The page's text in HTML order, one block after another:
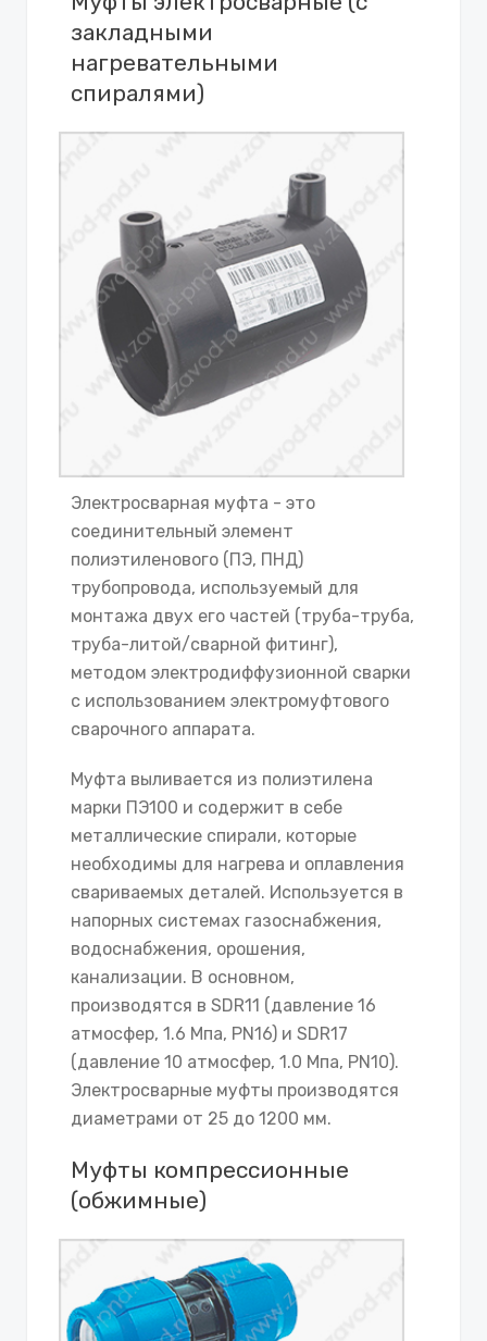
закладными
нагревательными
спиралями)
Электросварная муфта - это
соединительный элемент
полиэтиленового (ПЭ, ПНД)
трубопровода, используемый для
монтажа двух его частей (труба-труба,
труба-литой/сварной фитинг),
методом электродиффузионной сварки
с использованием электромуфтового
сварочного аппарата.
Муфта выливается из полиэтилена
марки ПЭ100 и содержит в себе
металлические спирали, которые
необходимы для нагрева и оплавления
свариваемых деталей. Используется в
напорных системах газоснабжения,
водоснабжения, орошения,
канализации. В основном,
производятся в SDR11 (давление 16
атмосфер, 1.6 Мпа, PN16) и SDR17
(давление 10 атмосфер, 1.0 Мпа, PN10).
Электросварные муфты производятся
диаметрами от 25 до 1200 мм.
Муфты компрессионные
(обжимные)